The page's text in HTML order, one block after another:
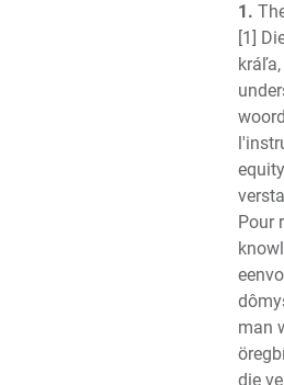
1.
[1]
kráľa,
Pour
man
die